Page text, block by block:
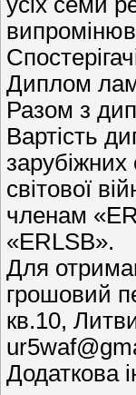
Диплом
Разом з
Вартість
світової
членам
«ERLSB».
Для
грошовий
кв.10,
Додаткова